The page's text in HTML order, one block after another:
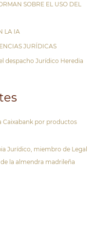
SOBRE EL USO DEL
LA IA
JURÍDICAS
despacho Jurídico Heredia
Caixabank por productos
Jurídico, miembro de Legal
la almendra madrileña